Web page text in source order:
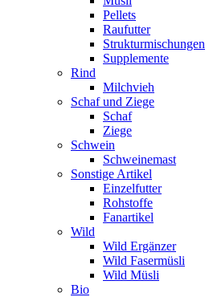
Pellets
Raufutter
Strukturmischungen
Supplemente
Rind
Milchvieh
Schaf und Ziege
Schaf
Ziege
Schwein
Schweinemast
Sonstige Artikel
Einzelfutter
Rohstoffe
Fanartikel
Wild
Wild Ergänzer
Wild Fasermüsli
Wild Müsli
Bio